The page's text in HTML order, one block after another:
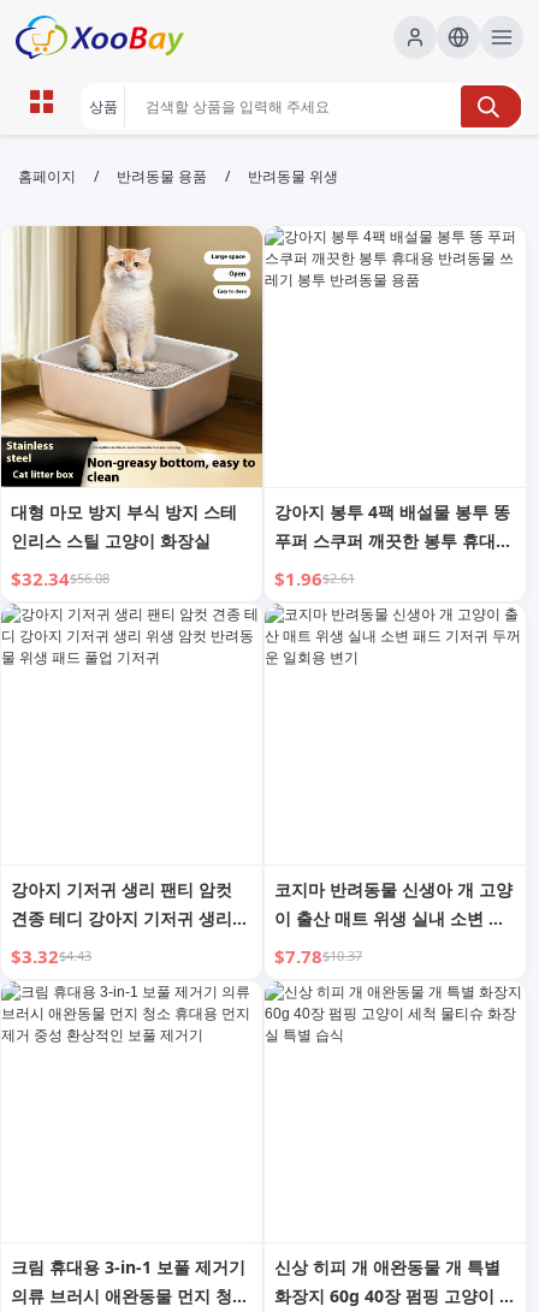
반려동물 위생 | XOOBAY B2B/B2C
반려동물 위생, 위생 관리 팁, 반려동물 건강, wholesale
반려동물 위생, XOOBAY
반려동물의 위생 관리에 필요한 실용 팁과 가이드를 제공합니다. 목욕 주
기, 귀·발 관리, 식사 위생, 청결 습관과 질병 예방을 위한 체크리스트를
통해 안전하고 건강한 반려동물 돌봄을 돕습니다.
홈페이지 / 반려동물 용품 / 반려동물 위생
대형 마모 방지 부식 방지 스테
인리스 스틸 고양이 화장실
$32.34$56.08
강아지 봉투 4팩 배설물 봉투 똥
푸퍼 스쿠퍼 깨끗한 봉투 휴대용
반려동물 쓰레기 봉투 반려동물
용품
$1.96$2.61
강아지 기저귀 생리 팬티 암컷
견종 테디 강아지 기저귀 생리
위생 암컷 반려동물 위생 패드
풀업 기저귀
$3.32$4.43
코지마 반려동물 신생아 개 고양
이 출산 매트 위생 실내 소변 패
드 기저귀 두꺼운 일회용 변기
$7.78$10.37
크림 휴대용 3-in-1 보풀 제거기
의류 브러시 애완동물 먼지 청소
신상 히피 개 애완동물 개 특별
화장지 60g 40장 펌핑 고양이 세